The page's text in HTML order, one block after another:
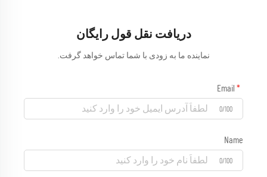
دریافت نقل قول رایگان
نماینده ما به زودی با شما تماس خواهد گرفت.
0/100
Name
0/100